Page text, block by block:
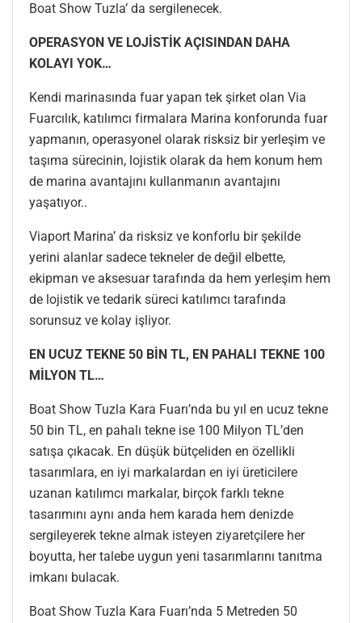
Boat Show Tuzla’ da sergilenecek.
OPERASYON VE LOJİSTİK AÇISINDAN DAHA
KOLAYI YOK…
Kendi marinasında fuar yapan tek şirket olan Via
Fuarcılık, katılımcı firmalara Marina konforunda fuar
yapmanın, operasyonel olarak risksiz bir yerleşim ve
taşıma sürecinin, lojistik olarak da hem konum hem
de marina avantajını kullanmanın avantajını
yaşatıyor..
Viaport Marina’ da risksiz ve konforlu bir şekilde
yerini alanlar sadece tekneler de değil elbette,
ekipman ve aksesuar tarafında da hem yerleşim hem
de lojistik ve tedarik süreci katılımcı tarafında
sorunsuz ve kolay işliyor.
EN UCUZ TEKNE 50 BİN TL, EN PAHALI TEKNE 100
MİLYON TL…
Boat Show Tuzla Kara Fuarı’nda bu yıl en ucuz tekne
50 bin TL, en pahalı tekne ise 100 Milyon TL’den
satışa çıkacak. En düşük bütçeliden en özellikli
tasarımlara, en iyi markalardan en iyi üreticilere
uzanan katılımcı markalar, birçok farklı tekne
tasarımını aynı anda hem karada hem denizde
sergileyerek tekne almak isteyen ziyaretçilere her
boyutta, her talebe uygun yeni tasarımlarını tanıtma
imkanı bulacak.
Boat Show Tuzla Kara Fuarı’nda 5 Metreden 50